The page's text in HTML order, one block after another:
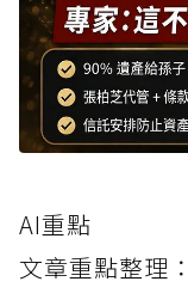
AI重點
文章重點整理：